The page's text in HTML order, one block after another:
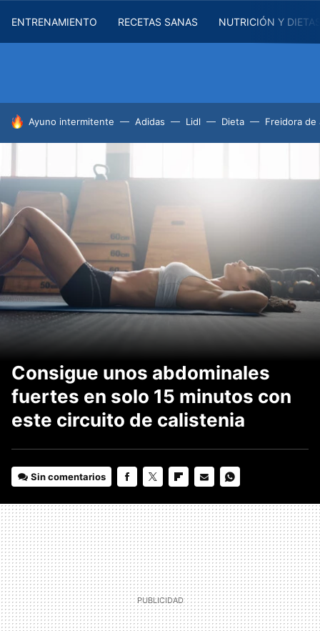
ENTRENAMIENTO RECETAS SANAS NUTRICIÓN Y
HOY SE HABLA DE
Ayuno intermitente Adidas Lidl Dieta Freidora de
Consigue unos abdominales
fuertes en solo 15 minutos con
este circuito de calistenia
Sin comentarios
MAIL